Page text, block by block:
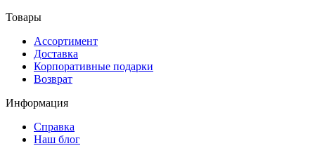
Товары
Ассортимент
Доставка
Корпоративные подарки
Возврат
Информация
Справка
Наш блог